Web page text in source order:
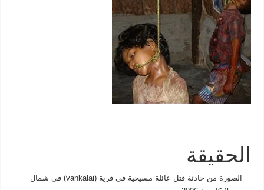
الحقيقة
الصورة من حادثة قتل عائلة مسيحية في قرية (vankalai) في شمال